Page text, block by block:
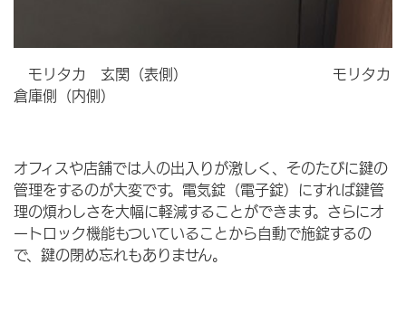
モリタカ 玄関（表側） モリタカ
倉庫側（内側）
オフィスや店舗では人の出入りが激しく、そのたびに鍵の
管理をするのが大変です。電気錠（電子錠）にすれば鍵管
理の煩わしさを大幅に軽減することができます。さらにオ
ートロック機能もついていることから自動で施錠するの
で、鍵の閉め忘れもありません。